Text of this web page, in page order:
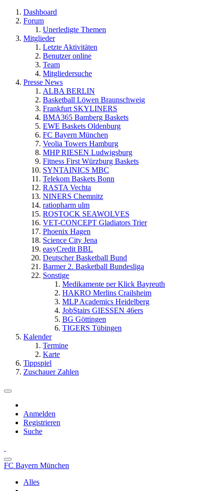
Dashboard
Forum
Unerledigte Themen
Mitglieder
Letzte Aktivitäten
Benutzer online
Team
Mitgliedersuche
Presse News
ALBA BERLIN
Basketball Löwen Braunschweig
Frankfurt SKYLINERS
BMA365 Bamberg Baskets
EWE Baskets Oldenburg
FC Bayern München
Veolia Towers Hamburg
MHP RIESEN Ludwigsburg
Fitness First Würzburg Baskets
SYNTAINICS MBC
Telekom Baskets Bonn
RASTA Vechta
NINERS Chemnitz
ratiopharm ulm
ROSTOCK SEAWOLVES
VET-CONCEPT Gladiators Trier
Phoenix Hagen
Science City Jena
easyCredit BBL
Deutscher Basketball Bund
Barmer 2. Basketball Bundesliga
Sonstige
Medikamente per Klick Bayreuth
HAKRO Merlins Crailsheim
MLP Academics Heidelberg
JobStairs GIESSEN 46ers
BG Göttingen
TIGERS Tübingen
Kalender
Termine
Karte
Tippspiel
Zuschauer Zahlen
Anmelden
Registrieren
Suche
FC Bayern München
Alles